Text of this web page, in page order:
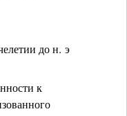
до н. э
к